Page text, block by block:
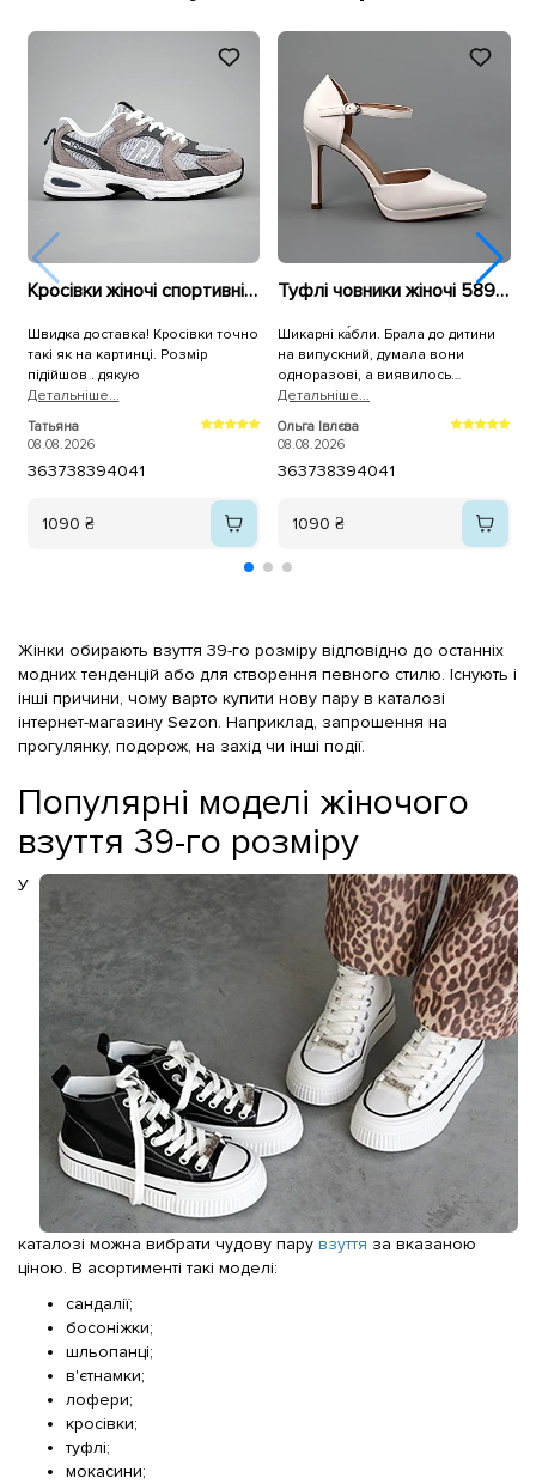
Кросівки жіночі спортивні сітка 594084 Сірі
Швидка доставка! Кросівки точно
такі як на картинці. Розмір
підійшов . дякую
Детальнiше...
Татьяна
08.08.2026
363738394041
1090 ₴
Туфлі човники жіночі 589908 Білі
Шикарні ка́бли. Брала до дитини
на випускний, думала вони
одноразові, а виявилось
неубіваємі. Зручні, не хитаються
хоча висока шпилька, на устілці
"подушечки" тож зручно та м'яко
Детальнiше...
Ольга Івлєва
08.08.2026
363738394041
1090 ₴
Жінки обирають взуття 39-го розміру відповідно до останніх
модних тенденцій або для створення певного стилю. Існують і
інші причини, чому варто купити нову пару в каталозі
інтернет-магазину Sezon. Наприклад, запрошення на
прогулянку, подорож, на захід чи інші події.
Популярні моделі жіночого
взуття 39-го розміру
У
каталозі можна вибрати чудову пару взуття за вказаною
ціною. В асортименті такі моделі:
сандалії;
босоніжки;
шльопанці;
в'єтнамки;
лофери;
кросівки;
туфлі;
мокасини;